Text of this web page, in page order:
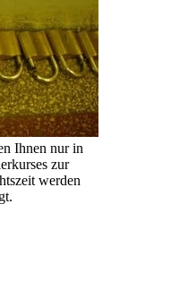
Ihnen nur in
zur
werden